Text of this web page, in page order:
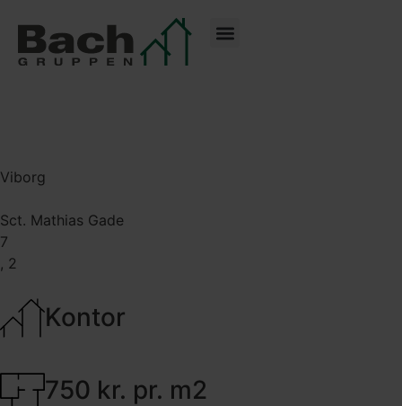
Viborg
Sct. Mathias Gade
7
, 2
Kontor
750 kr. pr. m2